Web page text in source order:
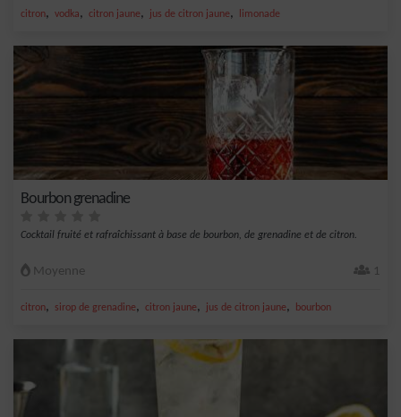
citron, vodka, citron jaune, jus de citron jaune, limonade
Bourbon grenadine
Cocktail fruité et rafraîchissant à base de bourbon, de grenadine et de citron.
Moyenne 1
citron, sirop de grenadine, citron jaune, jus de citron jaune, bourbon